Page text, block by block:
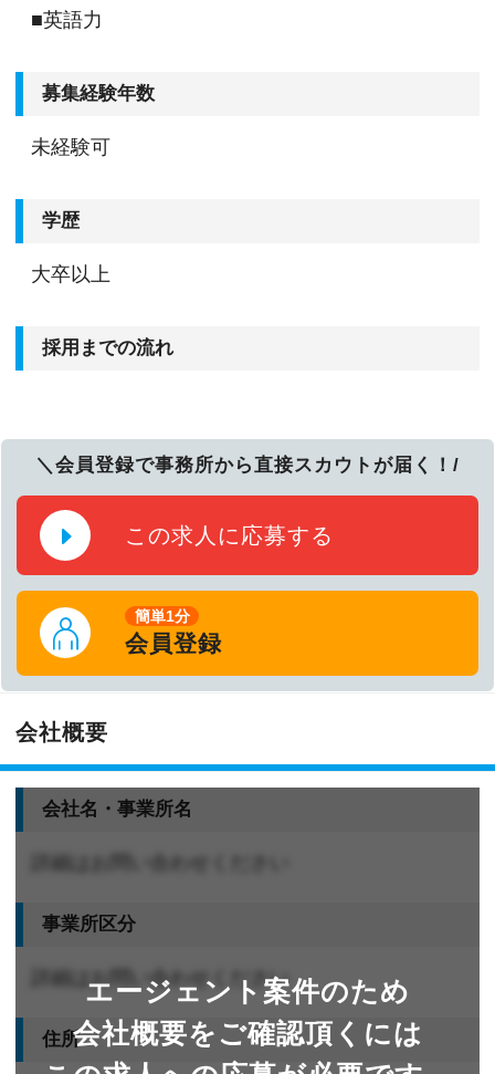
■英語力
募集経験年数
未経験可
学歴
大卒以上
採用までの流れ
＼会員登録で事務所から直接スカウトが届く！/
この求人に応募する
簡単1分
会員登録
会社概要
エージェント案件のため
会社概要をご確認頂くには
会社名・事業所名
事業所区分
詳細はお問い合わせください
住所